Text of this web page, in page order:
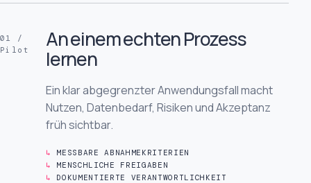
01 /
Pilot
An einem echten Prozess
lernen
Ein klar abgegrenzter Anwendungsfall macht
Nutzen, Datenbedarf, Risiken und Akzeptanz
früh sichtbar.
MESSBARE ABNAHMEKRITERIEN
MENSCHLICHE FREIGABEN
DOKUMENTIERTE VERANTWORTLICHKEIT